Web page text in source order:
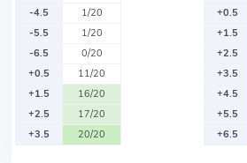
-4.5
1/20
-5.5
1/20
-6.5
0/20
+0.5
11/20
+1.5
16/20
+2.5
17/20
+3.5
20/20
+0.5
+1.5
+2.5
+3.5
+4.5
+5.5
+6.5